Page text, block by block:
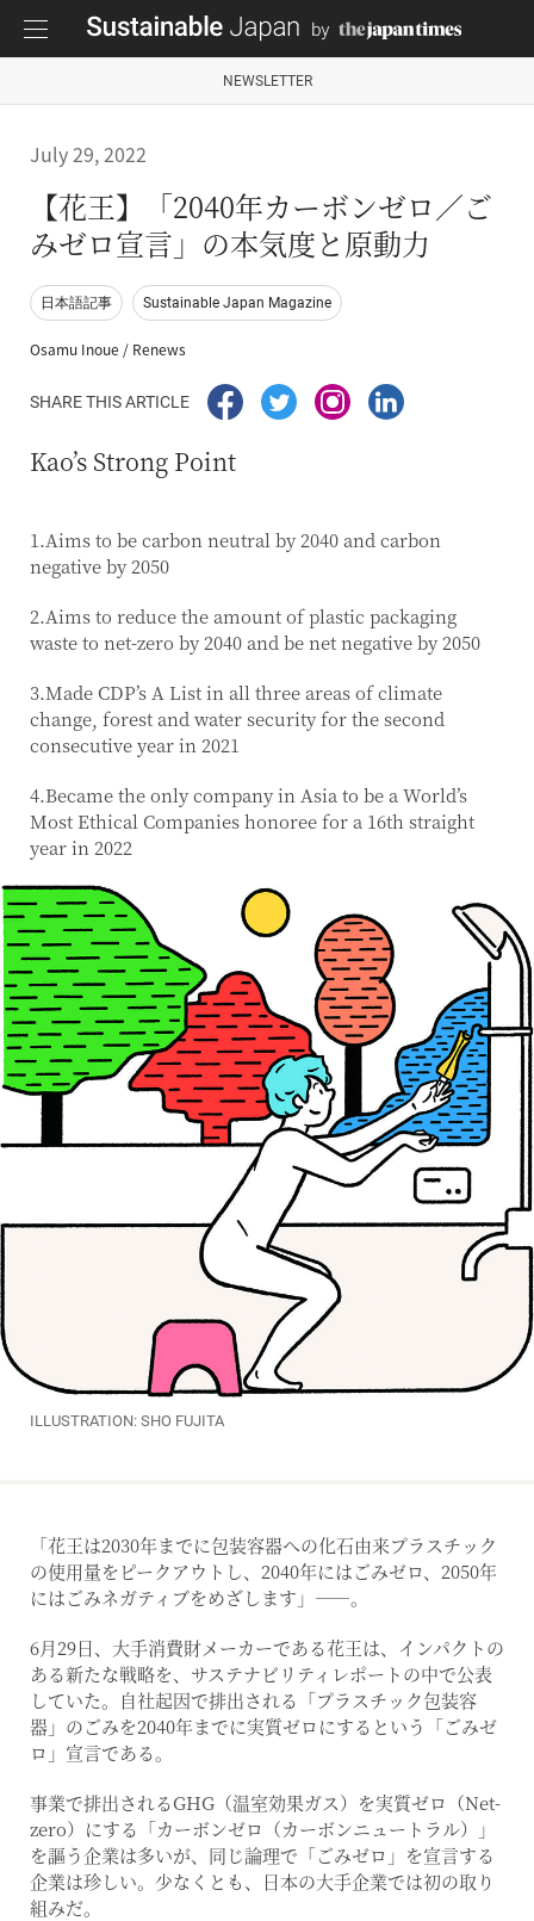
NEWSLETTER
July 29, 2022
【花王】「2040年カーボンゼロ／ご
みゼロ宣言」の本気度と原動力
日本語記事 Sustainable Japan Magazine
Osamu Inoue / Renews
SHARE THIS ARTICLE
Kao’s Strong Point
ILLUSTRATION: SHO FUJITA
1.Aims to be carbon neutral by 2040 and carbon
negative by 2050
2.Aims to reduce the amount of plastic packaging
waste to net-zero by 2040 and be net negative by 2050
3.Made CDP’s A List in all three areas of climate
change, forest and water security for the second
consecutive year in 2021
4.Became the only company in Asia to be a World’s
Most Ethical Companies honoree for a 16th straight
year in 2022
「花王は2030年までに包装容器への化石由来プラスチック
の使用量をピークアウトし、2040年にはごみゼロ、2050年
にはごみネガティブをめざします」――。
6月29日、大手消費財メーカーである花王は、インパクトの
ある新たな戦略を、サステナビリティレポートの中で公表
していた。自社起因で排出される「プラスチック包装容
器」のごみを2040年までに実質ゼロにするという「ごみゼ
ロ」宣言である。
事業で排出されるGHG（温室効果ガス）を実質ゼロ（Net-
zero）にする「カーボンゼロ（カーボンニュートラル）」
を謳う企業は多いが、同じ論理で「ごみゼロ」を宣言する
企業は珍しい。少なくとも、日本の大手企業では初の取り
組みだ。